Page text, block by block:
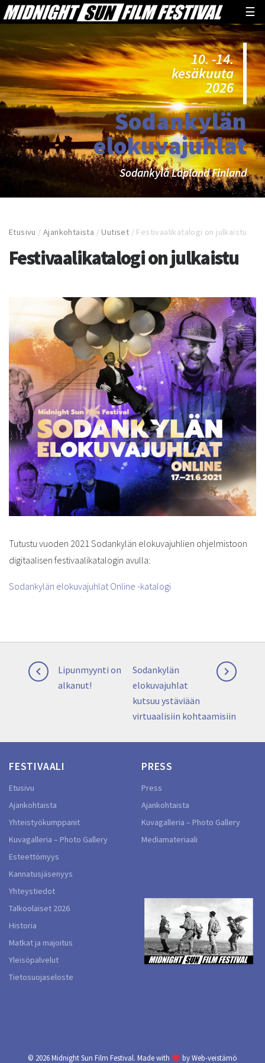
☰
10. -14.
kesäkuuta
2026
Sodankylän
elokuvajuhlat
Sodankylä Lapland Finland
Etusivu /Ajankohtaista /Uutiset / Festivaalikatalogi on julkaistu
Festivaalikatalogi on julkaistu
Tutustu vuoden 2021 Sodankylän elokuvajuhlien ohjelmistoon
digitaalisen festivaalikatalogin avulla:
Sodankylän elokuvajuhlat Online -katalogi
Artikkelien
selaus

Previous
post:
Lipunmyynti on
alkanut!

Next
post:
Sodankylän
elokuvajuhlat
kutsuu ystäviään
virtuaalisiin kohtaamisiin
FESTIVAALI
Etusivu
Ajankohtaista
Yhteistyökumppanit
Kuvagalleria – Photo Gallery
Esteettömyys
Kannatusjäsenyys
Yhteystiedot
Talkoolaiset 2026
Historia
Matkat ja majoitus
Yleisöpalvelut
Tietosuojaseloste
PRESS
Press
Ajankohtaista
Kuvagalleria – Photo Gallery
Mediamateriaali
© 2026Midnight Sun Film Festival. Made with byWeb-veistämö